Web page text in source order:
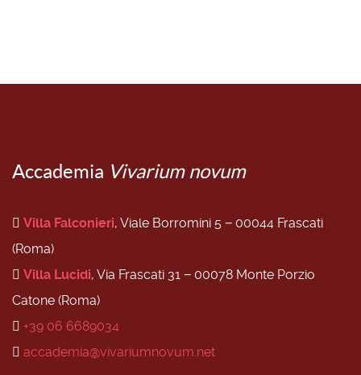
Accademia Vivarium novum
Villa Falconieri, Viale Borromini 5 − 00044 Frascati
(Roma)
Villa Lucidi, Via Frascati 31 − 00078 Monte Porzio
Catone (Roma)
+39 06 6689034
accademia@vivariumnovum.net